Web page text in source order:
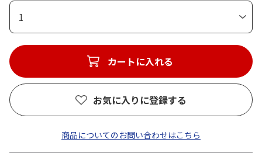
1
カートに入れる
お気に入りに登録する
商品についてのお問い合わせはこちら